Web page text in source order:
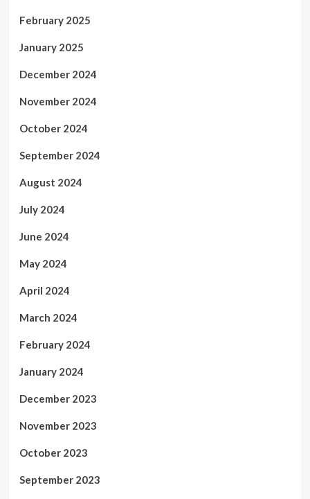
February 2025
January 2025
December 2024
November 2024
October 2024
September 2024
August 2024
July 2024
June 2024
May 2024
April 2024
March 2024
February 2024
January 2024
December 2023
November 2023
October 2023
September 2023